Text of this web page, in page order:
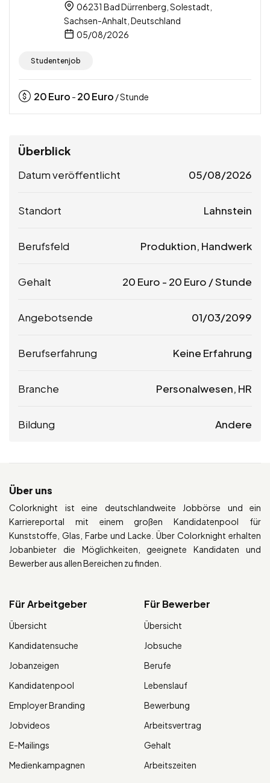
06231 Bad Dürrenberg, Solestadt,
Sachsen-Anhalt, Deutschland
05/08/2026
Studentenjob
20Euro - 20Euro / Stunde
Überblick
Datum veröffentlicht 05/08/2026
Standort Lahnstein
Berufsfeld Produktion, Handwerk
Gehalt 20 Euro - 20 Euro / Stunde
Angebotsende 01/03/2099
Berufserfahrung Keine Erfahrung
Branche Personalwesen, HR
Bildung Andere
Über uns
Colorknight ist eine deutschlandweite Jobbörse und ein
Karriereportal mit einem großen Kandidatenpool für
Kunststoffe, Glas, Farbe und Lacke. Über Colorknight erhalten
Jobanbieter die Möglichkeiten, geeignete Kandidaten und
Bewerber aus allen Bereichen zu finden.
Für Arbeitgeber
Übersicht
Kandidatensuche
Jobanzeigen
Kandidatenpool
Employer Branding
Jobvideos
E-Mailings
Medienkampagnen
Für Bewerber
Übersicht
Jobsuche
Berufe
Lebenslauf
Bewerbung
Arbeitsvertrag
Gehalt
Arbeitszeiten